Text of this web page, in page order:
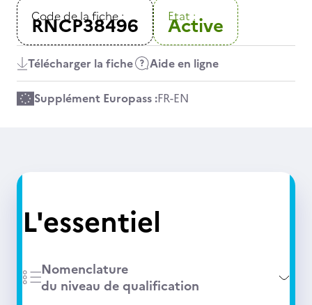
Code de la fiche :
RNCP38496 Etat :
Active
Télécharger la fiche Aide en ligne
Supplément Europass :FR-EN
L'essentiel
Nomenclature
du niveau de qualification